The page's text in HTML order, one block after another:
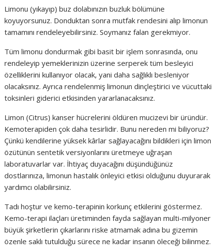
Limonu (yıkayıp) buz dolabınızın buzluk bölümüne
koyuyorsunuz. Donduktan sonra mutfak rendesini alıp limonun
tamamını rendeleyebilirsiniz. Soymanız falan gerekmiyor.
Tüm limonu dondurmak gibi basit bir işlem sonrasında, onu
rendeleyip yemeklerinizin üzerine serperek tüm besleyici
özelliklerini kullanıyor olacak, yani daha sağlıklı besleniyor
olacaksınız. Ayrıca rendelenmiş limonun dinçleştirici ve vücuttaki
toksinleri giderici etkisinden yararlanacaksınız.
Limon (Citrus) kanser hücrelerini öldüren mucizevi bir üründür.
Kemoterapiden çok daha tesirlidir. Bunu nereden mi biliyoruz?
Çünkü kendilerine yüksek kârlar sağlayacağını bildikleri için limon
özütünün sentetik versiyonlarını üretmeye uğraşan
laboratuvarlar var. İhtiyaç duyacağını düşündüğünüz
dostlarınıza, limonun hastalık önleyici etkisi olduğunu duyurarak
yardımcı olabilirsiniz.
Tadı hoştur ve kemo-terapinin korkunç etkilerini göstermez.
Kemo-terapi ilaçları üretiminden fayda sağlayan multi-milyoner
büyük şirketlerin çıkarlarını riske atmamak adına bu gizemin
özenle saklı tutulduğu sürece ne kadar insanın öleceği bilinmez.